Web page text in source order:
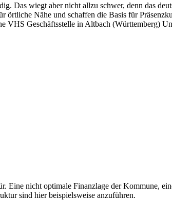
Das wiegt aber nicht allzu schwer, denn das
örtliche Nähe und schaffen die Basis für
VHS Geschäftsstelle in Altbach (Württemberg)
Eine nicht optimale Finanzlage der Kommune,
sind hier beispielsweise anzuführen.